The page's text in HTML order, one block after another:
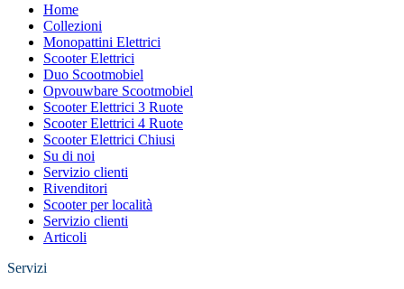
Home
Collezioni
Monopattini Elettrici
Scooter Elettrici
Duo Scootmobiel
Opvouwbare Scootmobiel
Scooter Elettrici 3 Ruote
Scooter Elettrici 4 Ruote
Scooter Elettrici Chiusi
Su di noi
Servizio clienti
Rivenditori
Scooter per località
Servizio clienti
Articoli
Servizi